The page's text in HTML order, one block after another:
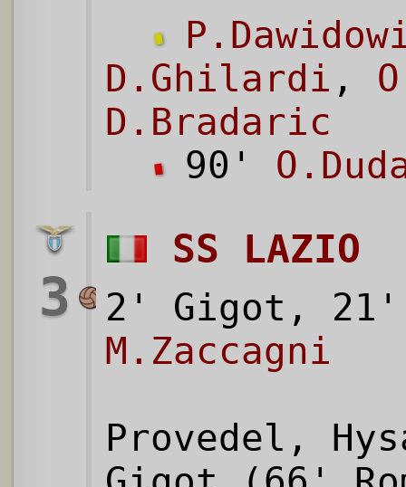
D.Ghilardi ,
D.Bradaric
90'
3
SS LAZIO
2' Gigot,
M.Zaccagni
Provedel,